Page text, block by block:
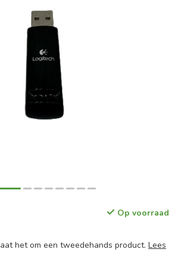
Op voorraad
het om een tweedehands product. Lees